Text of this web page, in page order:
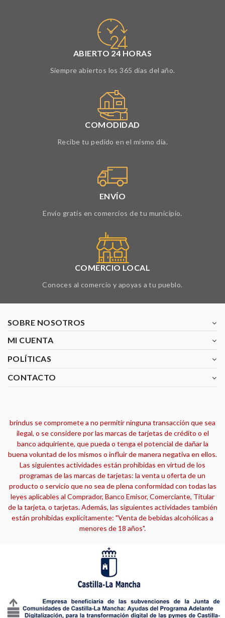
ABIERTO 24 HORAS
Siempre abiertos los 365 días del año.
COMODIDAD
Recibe tu pedido en el mismo día.
ENVÍO
Envío gratis en comercios de tu municipio.
COMERCIO LOCAL
Conoces al comercio y apoyas a tu pueblo.
SOBRE NOSOTROS
MI CUENTA
POLÍTICAS
CONTACTO
brindus se compromete a no permitir ninguna transacción que sea
ilegal, o se considere por las marcas de tarjetas de crédito o el
banco adquiriente, que pueda o tenga el potencial de dañar la
buena voluntad de los mismos o influir de manera negativa en ellos.
Las siguientes actividades están prohibidas en virtud de los
programas de las marcas de tarjetas: la venta u oferta de un
producto o servicio que no sea de plena conformidad con todas las
leyes aplicables al Comprador, Banco Emisor, Comerciante, Titular
de la tarjeta, o tarjetas. Además, las siguientes actividades también
están prohibidas explícitamente: "Venta de bebidas alcohólicas a
menores de 18 años".